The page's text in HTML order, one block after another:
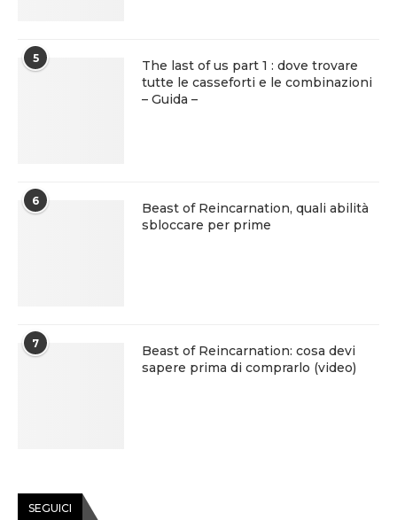
5
The last of us part 1 : dove trovare
tutte le casseforti e le combinazioni
– Guida –
6
Beast of Reincarnation, quali abilità
sbloccare per prime
7
Beast of Reincarnation: cosa devi
sapere prima di comprarlo (video)
SEGUICI